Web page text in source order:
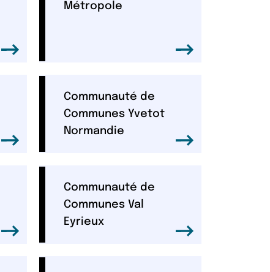
Métropole
Communauté de
Communes Yvetot
Normandie
Communauté de
Communes Val
Eyrieux